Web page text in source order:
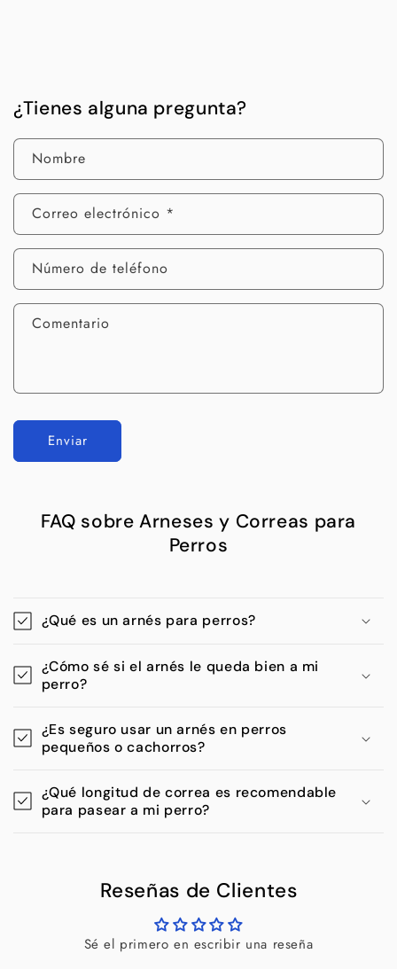
¿Tienes alguna pregunta?
Nombre
Correo electrónico *
Número de teléfono
Comentario
Enviar
FAQ sobre Arneses y Correas para
Perros
¿Qué es un arnés para perros?
¿Cómo sé si el arnés le queda bien a mi
perro?
¿Es seguro usar un arnés en perros
pequeños o cachorros?
¿Qué longitud de correa es recomendable
para pasear a mi perro?
Reseñas de Clientes
Sé el primero en escribir una reseña